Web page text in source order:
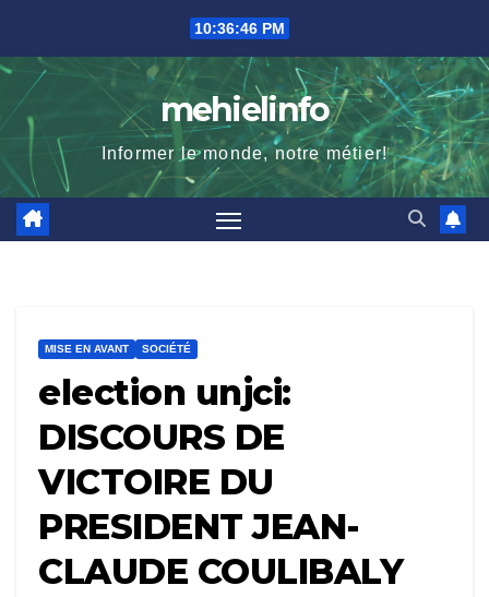
content
10:36:48 PM
mehielinfo
Informer le monde, notre métier!
MISE EN AVANT SOCIÉTÉ
election unjci:
DISCOURS DE
VICTOIRE DU
PRESIDENT JEAN-
CLAUDE COULIBALY